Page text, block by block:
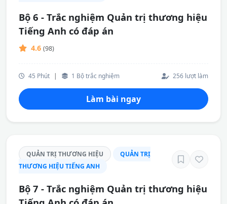
Bộ 6 - Trắc nghiệm Quản trị thương hiệu
Tiếng Anh có đáp án
4.6 (98)
45 Phút | 1 Bộ trắc nghiệm 256 lượt làm
Làm bài ngay
QUẢN TRỊ THƯƠNG HIỆU
QUẢN TRỊ
THƯƠNG HIỆU TIẾNG ANH
Bộ 7 - Trắc nghiệm Quản trị thương hiệu